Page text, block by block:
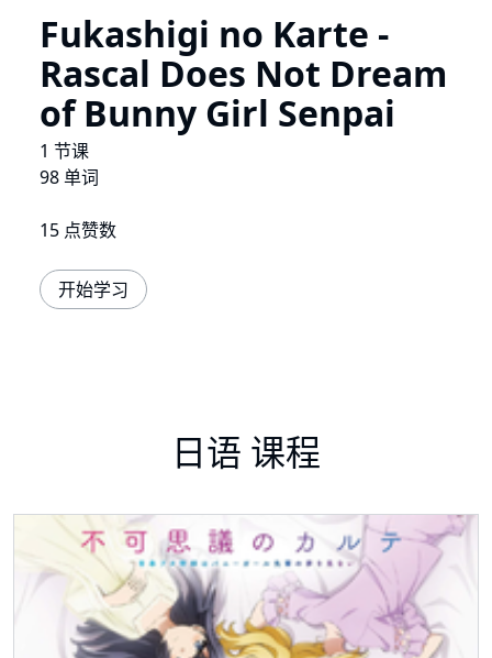
Fukashigi no Karte -
Rascal Does Not Dream
of Bunny Girl Senpai
1 节课
98 单词
15 点赞数
开始学习
日语 课程